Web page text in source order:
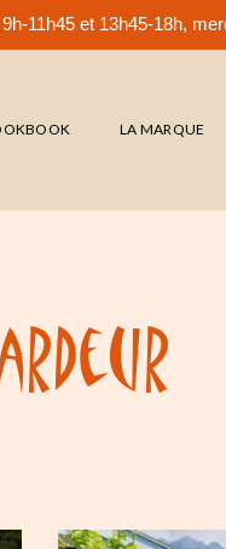
11h45 et 13h45-18h,
LA MARQUE